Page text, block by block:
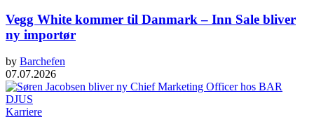
Vegg White kommer til Danmark – Inn Sale bliver
ny importør
by Barchefen
07.07.2026
Karriere